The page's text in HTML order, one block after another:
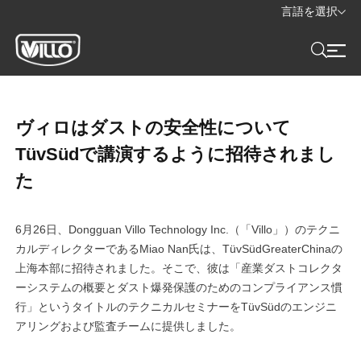
言語を選択
ヴィロはダストの安全性について
TüvSüdで講演するように招待されまし
た
6月26日、Dongguan Villo Technology Inc.（「Villo」）のテクニ
カルディレクターであるMiao Nan氏は、TüvSüdGreaterChinaの
上海本部に招待されました。そこで、彼は「産業ダストコレクタ
ーシステムの概要とダスト爆発保護のためのコンプライアンス慣
行」というタイトルのテクニカルセミナーをTüvSüdのエンジニ
アリングおよび監査チームに提供しました。